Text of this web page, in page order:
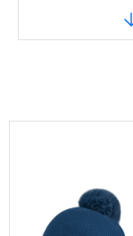
Размер
Узоры и принты
Тип ткани